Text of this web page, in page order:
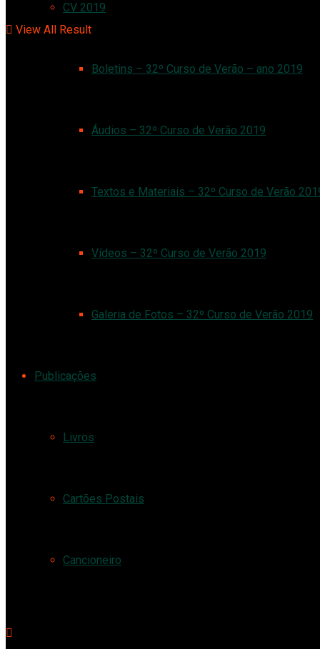
View All Result
CV 2019
Boletins – 32º Curso de Verão – ano 2019
Áudios – 32º Curso de Verão 2019
Textos e Materiais – 32º Curso de Verão
Vídeos – 32º Curso de Verão 2019
Galeria de Fotos – 32º Curso de Verão 2019
Publicações
Livros
Cartões Postais
Cancioneiro